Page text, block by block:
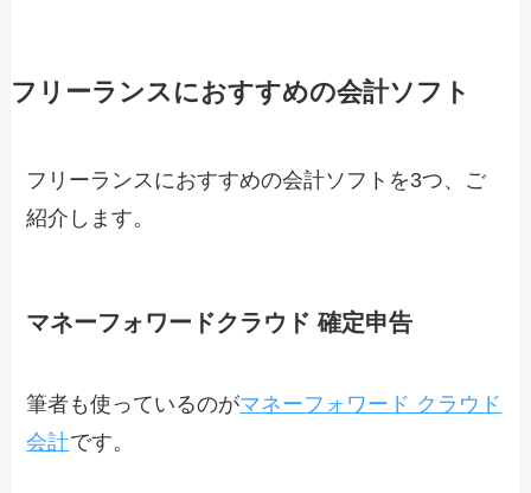
フリーランスにおすすめの会計ソフト
フリーランスにおすすめの会計ソフトを3つ、ご
紹介します。
マネーフォワードクラウド 確定申告
筆者も使っているのがマネーフォワード クラウド
会計です。